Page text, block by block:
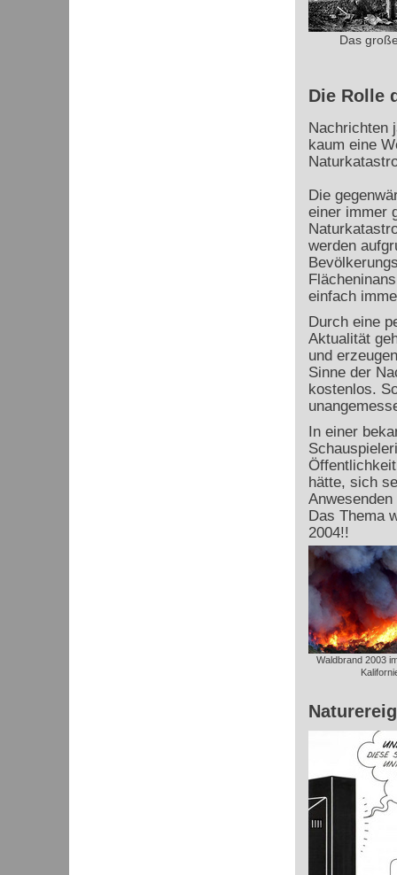
Das
Die Rolle
Nachrichten
kaum eine
Die
einer immer
werden
einfach
Durch eine
Aktualität
und
Sinne der
kostenlos.
In einer
hätte, sich
Das Thema
2004!!
Waldbrand 2003